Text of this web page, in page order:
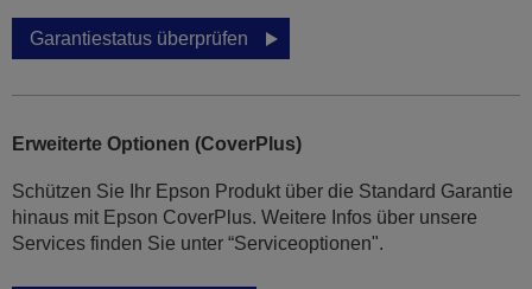
Garantiestatus überprüfen
Erweiterte Optionen (CoverPlus)
Schützen Sie Ihr Epson Produkt über die Standard Garantie
hinaus mit Epson CoverPlus. Weitere Infos über unsere
Services finden Sie unter “Serviceoptionen".